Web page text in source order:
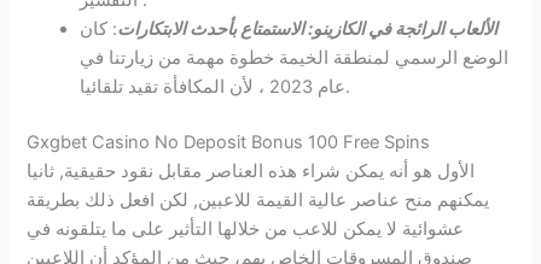
الألعاب الرائجة في الكازينو: الاستمتاع بأحدث الابتكارات: كان
الوضع الرسمي لمنطقة الخيمة خطوة مهمة من زيارتنا في
عام 2023 ، لأن المكافأة تقيد تلقائيا.
Gxgbet Casino No Deposit Bonus 100 Free Spins
الأول هو أنه يمكن شراء هذه العناصر مقابل نقود حقيقية, ثانيا
يمكنهم منح عناصر عالية القيمة للاعبين, لكن افعل ذلك بطريقة
عشوائية لا يمكن للاعب من خلالها التأثير على ما يتلقونه في
صندوق المسروقات الخاص بهم، حيث من المؤكد أن اللاعبين